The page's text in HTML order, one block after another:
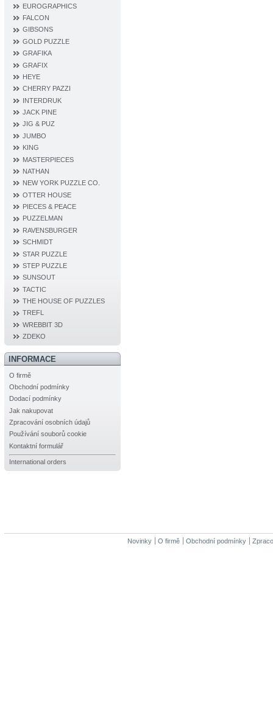
EUROGRAPHICS
FALCON
GIBSONS
GOLD PUZZLE
GRAFIKA
GRAFIX
HEYE
CHERRY PAZZI
INTERDRUK
JACK PINE
JIG & PUZ
JUMBO
KING
MASTERPIECES
NATHAN
NEW YORK PUZZLE CO.
OTTER HOUSE
PIECES & PEACE
PUZZELMAN
RAVENSBURGER
SCHMIDT
STAR PUZZLE
STEP PUZZLE
SUNSOUT
TACTIC
THE HOUSE OF PUZZLES
TREFL
WREBBIT 3D
ZDEKO
INFORMACE
O firmě
Obchodní podmínky
Dodací podmínky
Jak nakupovat
Zpracování osobních údajů
Používání souborů cookie
Kontaktní formulář
International orders
Novinky O firmě Obchodní podmínky